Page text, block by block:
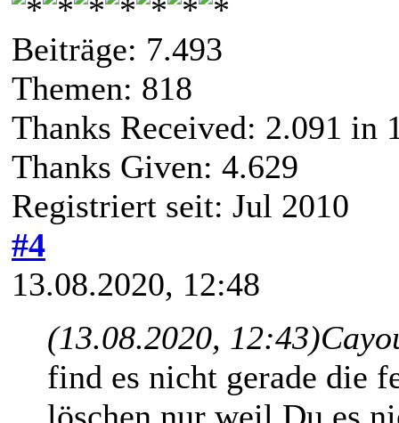
Beiträge: 7.493
Themen: 818
Thanks Received: 2.091 in
Thanks Given: 4.629
Registriert seit: Jul 2010
#4
13.08.2020, 12:48
(13.08.2020, 12:43)
find es nicht gerade die
löschen nur weil Du es